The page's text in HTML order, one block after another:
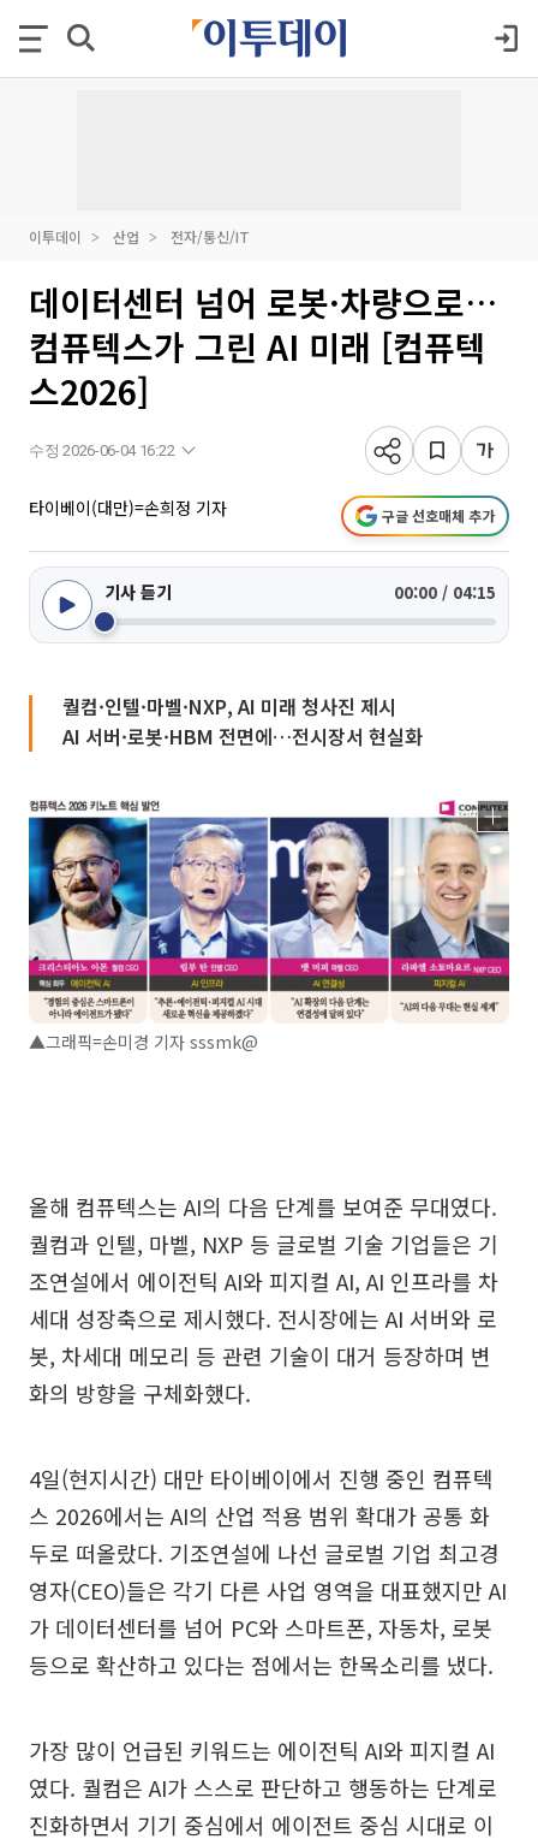
이투데이 산업 전자/통신/IT
데이터센터 넘어 로봇·차량으로…
컴퓨텍스가 그린 AI 미래 [컴퓨텍
스2026]
수정 2026-06-04 16:22
타이베이(대만)=손희정 기자 구글 선호매체 추가
기사 듣기 00:00 / 04:15
퀄컴·인텔·마벨·NXP, AI 미래 청사진 제시
AI 서버·로봇·HBM 전면에…전시장서 현실화
▲그래픽=손미경 기자 sssmk@
올해 컴퓨텍스는 AI의 다음 단계를 보여준 무대였다.
퀄컴과 인텔, 마벨, NXP 등 글로벌 기술 기업들은 기
조연설에서 에이전틱 AI와 피지컬 AI, AI 인프라를 차
세대 성장축으로 제시했다. 전시장에는 AI 서버와 로
봇, 차세대 메모리 등 관련 기술이 대거 등장하며 변
화의 방향을 구체화했다.
4일(현지시간) 대만 타이베이에서 진행 중인 컴퓨텍
스 2026에서는 AI의 산업 적용 범위 확대가 공통 화
두로 떠올랐다. 기조연설에 나선 글로벌 기업 최고경
영자(CEO)들은 각기 다른 사업 영역을 대표했지만 AI
가 데이터센터를 넘어 PC와 스마트폰, 자동차, 로봇
등으로 확산하고 있다는 점에서는 한목소리를 냈다.
가장 많이 언급된 키워드는 에이전틱 AI와 피지컬 AI
였다. 퀄컴은 AI가 스스로 판단하고 행동하는 단계로
진화하면서 기기 중심에서 에이전트 중심 시대로 이